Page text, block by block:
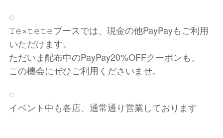
◌
𝚃𝚎×𝚝𝚎𝚝𝚎ブースでは、現金の他PayPayもご利用
いただけます。
ただいま配布中のPayPay20%OFFクーポンも、
この機会にぜひご利用くださいませ。
◌
イベント中も各店、通常通り営業しております